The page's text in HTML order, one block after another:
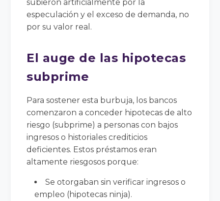
subieron artificialmente por la
especulación y el exceso de demanda, no
por su valor real.
El auge de las hipotecas
subprime
Para sostener esta burbuja, los bancos
comenzaron a conceder hipotecas de alto
riesgo (subprime) a personas con bajos
ingresos o historiales crediticios
deficientes. Estos préstamos eran
altamente riesgosos porque:
Se otorgaban sin verificar ingresos o
empleo (hipotecas ninja).